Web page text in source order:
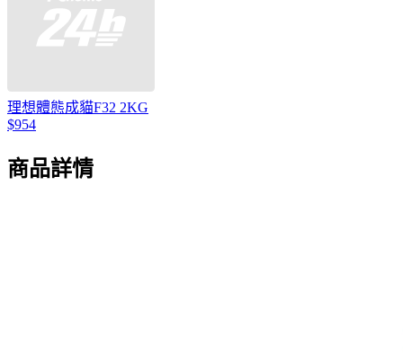
理想體態成貓F32 2KG
$954
商品詳情